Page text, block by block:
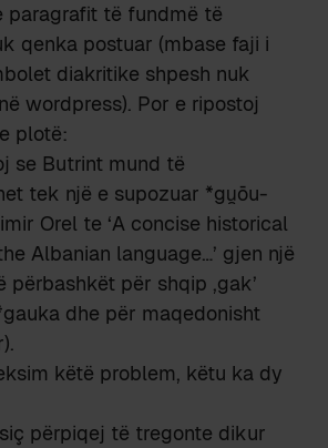
paragrafit të fundmë të
qenka postuar (mbase faji i
diakritike shpesh nuk
wordpress). Por e ripostoj
plotë:
se Butrint mund të
tek një e supozuar *gu̯ōu-
Orel te ‘A concise historical
Albanian language…’ gjen një
përbashkët për shqip ,gak’
dhe për maqedonisht
këtë problem, këtu ka dy
përpiqej të tregonte dikur